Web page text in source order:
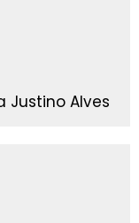
Justino Alves